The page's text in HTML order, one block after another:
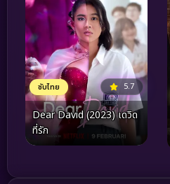
ซับไทย 5.7
Dear David (2023) เดวิด
ที่รัก